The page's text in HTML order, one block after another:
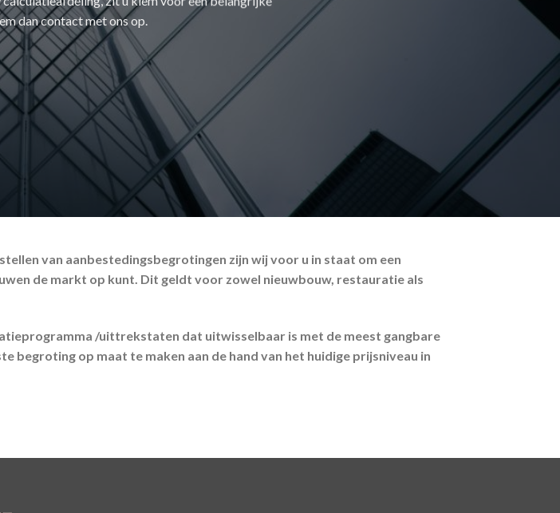
dan contact met ons op.
van aanbestedingsbegrotingen zijn wij voor u in staat om een
de markt op kunt. Dit geldt voor zowel nieuwbouw, restauratie als
/uittrekstaten dat uitwisselbaar is met de meest gangbare
begroting op maat te maken aan de hand van het huidige prijsniveau in